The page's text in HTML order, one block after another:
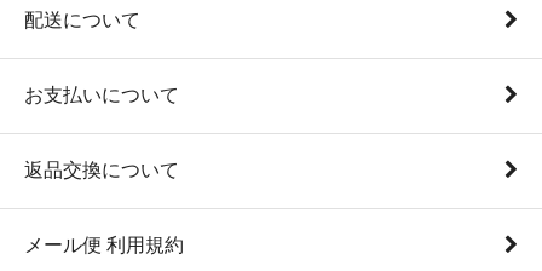
配送について
お支払いについて
返品交換について
メール便 利用規約